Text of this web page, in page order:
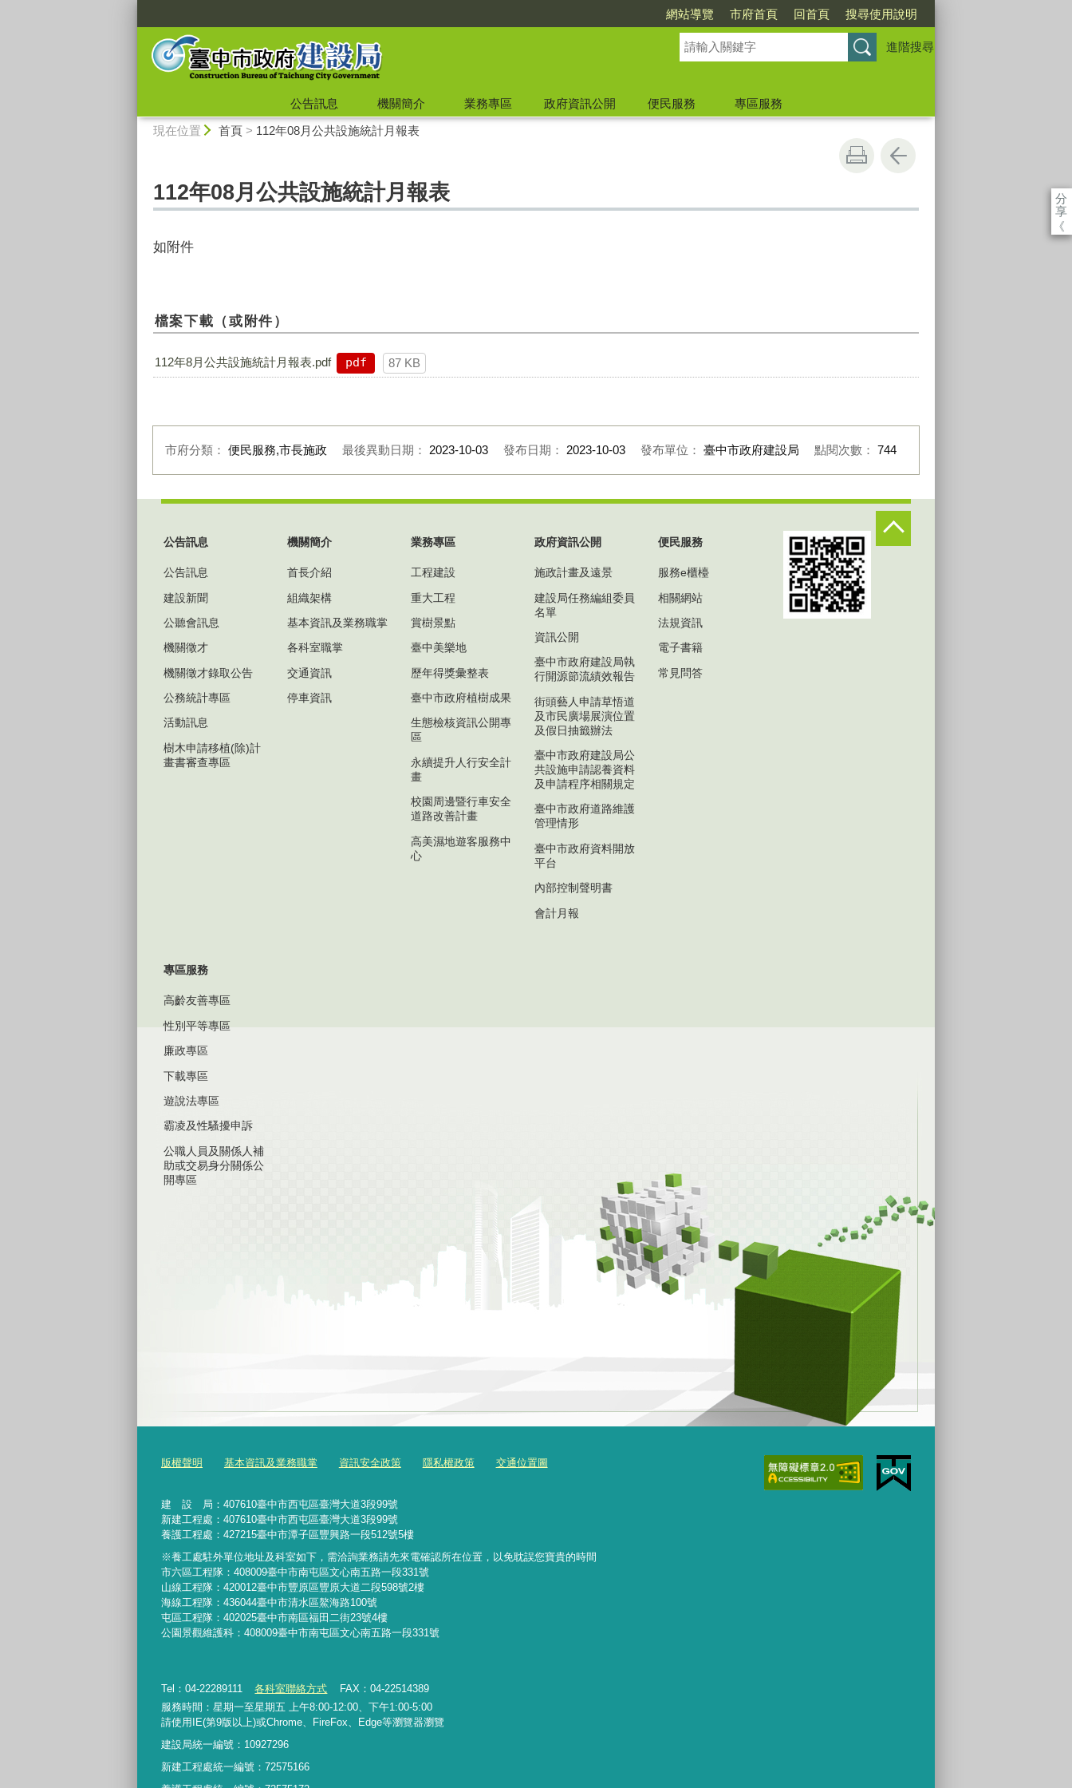
網站導覽 市府首頁 回首頁 搜尋使用說明
進階搜尋
公告訊息 機關簡介 業務專區 政府資訊公開 便民服務
專區服務
現在位置 首頁> 112年08月公共設施統計月報表
分
享
《
112年08月公共設施統計月報表
如附件
檔案下載（或附件）
112年8月公共設施統計月報表.pdf pdf 87 KB
市府分類： 便民服務,市長施政 最後異動日期： 2023-10-03 發布日期： 2023-10-03 發布單位： 臺中市政府建設局 點閱次數： 744
公告訊息
公告訊息
建設新聞
公聽會訊息
機關徵才
機關徵才錄取公告
公務統計專區
活動訊息
樹木申請移植(除)計
畫書審查專區
機關簡介
首長介紹
組織架構
基本資訊及業務職掌
各科室職掌
交通資訊
停車資訊
業務專區
工程建設
重大工程
賞樹景點
臺中美樂地
歷年得獎彙整表
臺中市政府植樹成果
生態檢核資訊公開專
區
永續提升人行安全計
畫
校園周邊暨行車安全
道路改善計畫
高美濕地遊客服務中
心
政府資訊公開
施政計畫及遠景
建設局任務編組委員
名單
資訊公開
臺中市政府建設局執
行開源節流績效報告
街頭藝人申請草悟道
及市民廣場展演位置
及假日抽籤辦法
臺中市政府建設局公
共設施申請認養資料
及申請程序相關規定
臺中市政府道路維護
管理情形
臺中市政府資料開放
平台
內部控制聲明書
會計月報
便民服務
服務e櫃檯
相關網站
法規資訊
電子書籍
常見問答
專區服務
高齡友善專區
性別平等專區
廉政專區
下載專區
遊說法專區
霸凌及性騷擾申訴
公職人員及關係人補
助或交易身分關係公
開專區
版權聲明 基本資訊及業務職掌 資訊安全政策 隱私權政策 交通位置圖
建 設 局： 407610臺中市西屯區臺灣大道3段99號
新建工程處：407610臺中市西屯區臺灣大道3段99號
養護工程處：427215臺中市潭子區豐興路一段512號5樓
※養工處駐外單位地址及科室如下，需洽詢業務請先來電確認所在位置，以免耽誤您寶貴的時間
市六區工程隊：408009臺中市南屯區文心南五路一段331號
山線工程隊：420012臺中市豐原區豐原大道二段598號2樓
海線工程隊：436044臺中市清水區鰲海路100號
屯區工程隊：402025臺中市南區福田二街23號4樓
公園景觀維護科：408009臺中市南屯區文心南五路一段331號
Tel：04-22289111 各科室聯絡方式
FAX：04-22514389
服務時間：星期一至星期五 上午8:00-12:00、下午1:00-5:00
請使用IE(第9版以上)或Chrome、FireFox、Edge等瀏覽器瀏覽
建設局統一編號：10927296
新建工程處統一編號 ： 72575166